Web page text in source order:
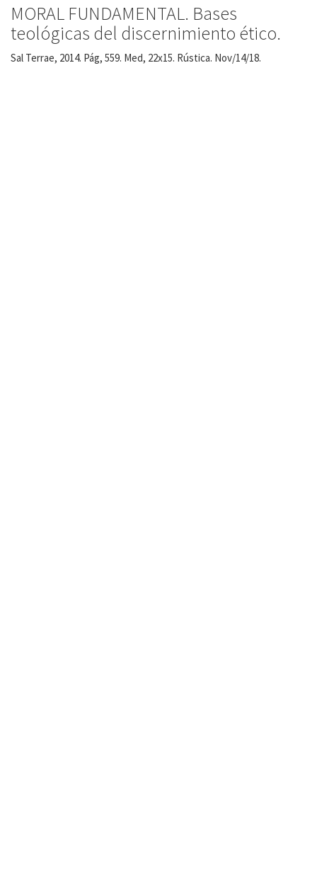
MORAL FUNDAMENTAL. Bases
teológicas del discernimiento ético.
Sal Terrae, 2014. Pág, 559. Med, 22x15. Rústica. Nov/14/18.